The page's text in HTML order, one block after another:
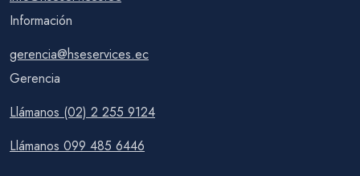
Información
gerencia@hseservices.ec
Gerencia
Llámanos (02) 2 255 9124
Llámanos 099 485 6446